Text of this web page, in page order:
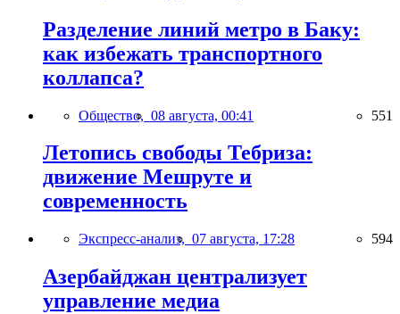
Разделение линий метро в Баку:
как избежать транспортного
коллапса?
Общество, 08 августа, 00:41 551
Летопись свободы Тебриза:
движение Мешруте и
современность
Экспресс-анализ, 07 августа, 17:28 594
Азербайджан централизует
управление медиа